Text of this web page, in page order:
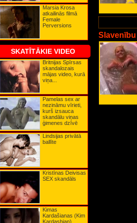
Karla Bruni
Karla Edekana
Karmena Elektra
Katerīna Bosleja
Katrīna Denēva
Keira Naitlija
Keita Bekinseila
Keita Hadsone
Keita Mosa
Keita Vinsleta
Kerolīna Mērfija
Ketrīna Zeta-Džonsa
Kima Beisingere
Kima Kardašiana
Kirstena Dantsa
Kirstija Elija
Kortnija Koksa
Kortnija Lova
Kristīna Agilera
Kristīna Deivisa
Kristīna Riči
Lady GaGa
Lilija Alena
Lindsija Lohana
Līva Tailere
Ludmila Gurčenko
Lusija Liu
Madonna
Mariška Hergiteja
Marsia Krosa
Mega Vaita
Megana Foksa
Mena Suvari
Merilina Monro
Mikija Džeimsa
Mimi Rodžersa
Marsia Krosa
atkailinās filmā
Female
Perversions
SKATĪTĀKIE VIDEO
Britnijas Spīrsas
skandalozais
mājas video, kurā
viņa...
Pamelas sex ar
nezināmu vīrieti,
kurš izsauca
skandālu viņas
ģimenes dzīvē
Lindsijas privātā
ballīte
Kristīnas Deivisas
SEX skandāls
Kimas
Kardašianas (Kim
Kardashian)